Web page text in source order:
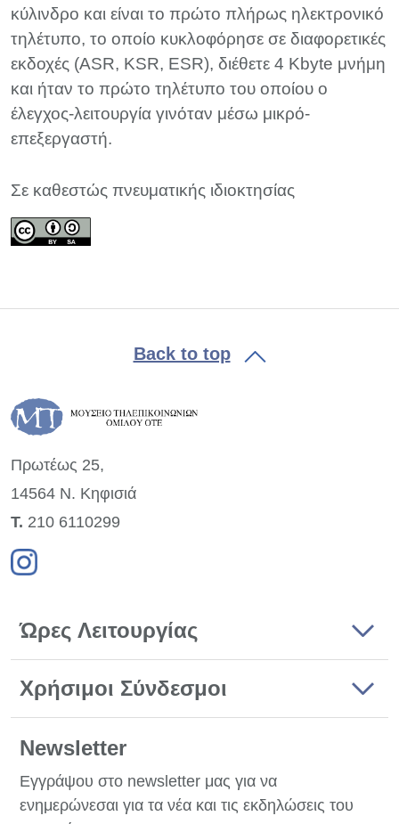
κύλινδρο και είναι το πρώτο πλήρως ηλεκτρονικό
τηλέτυπο, το οποίο κυκλοφόρησε σε διαφορετικές
εκδοχές (ASR, KSR, ESR), διέθετε 4 Kbyte μνήμη
και ήταν το πρώτο τηλέτυπο του οποίου ο
έλεγχος-λειτουργία γινόταν μέσω μικρό-
επεξεργαστή.
Σε καθεστώς πνευματικής ιδιοκτησίας
Back to top
Πρωτέως 25,
14564 Ν. Κηφισιά
Τ. 210 6110299
Ώρες Λειτουργίας
Χρήσιμοι Σύνδεσμοι
Newsletter
Εγγράψου στο newsletter μας για να
ενημερώνεσαι για τα νέα και τις εκδηλώσεις του